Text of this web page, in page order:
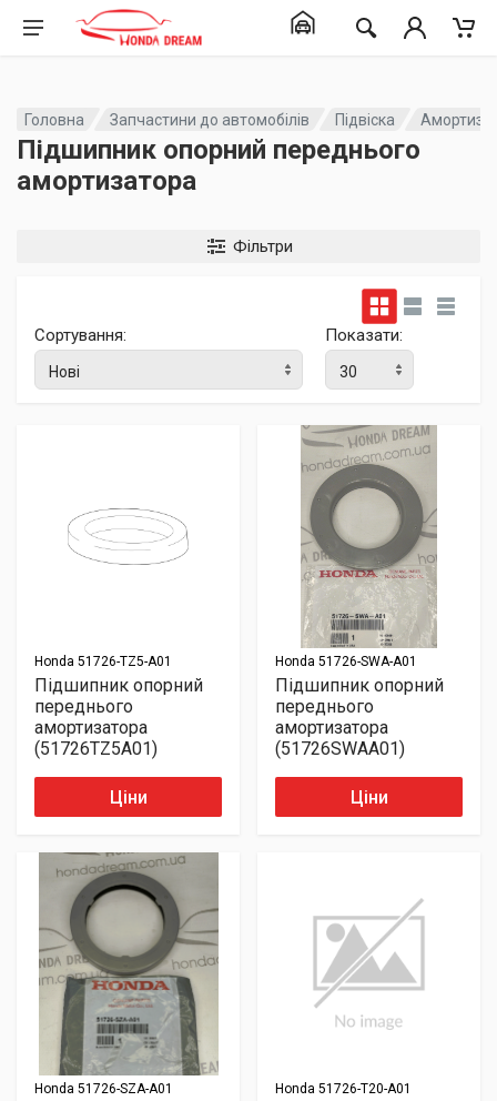
Головна Запчастини до автомобілів Підвіска
Підшипник опорний переднього
амортизатора
Фільтри
Сортування: Показати:
Honda 51726-TZ5-A01
Підшипник опорний
переднього
амортизатора
(51726TZ5A01)
Ціни
Honda 51726-SWA-A01
Підшипник опорний
переднього
амортизатора
(51726SWAA01)
Ціни
Honda 51726-SZA-A01 Honda 51726-T20-A01